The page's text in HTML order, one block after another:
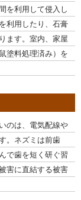
を利用して侵入し
利用したり、石膏
ます。室内、家屋
塗料処理済み）を
のは、電気配線や
。ネズミは前歯
で歯を短く研ぐ習
害に直結する被害